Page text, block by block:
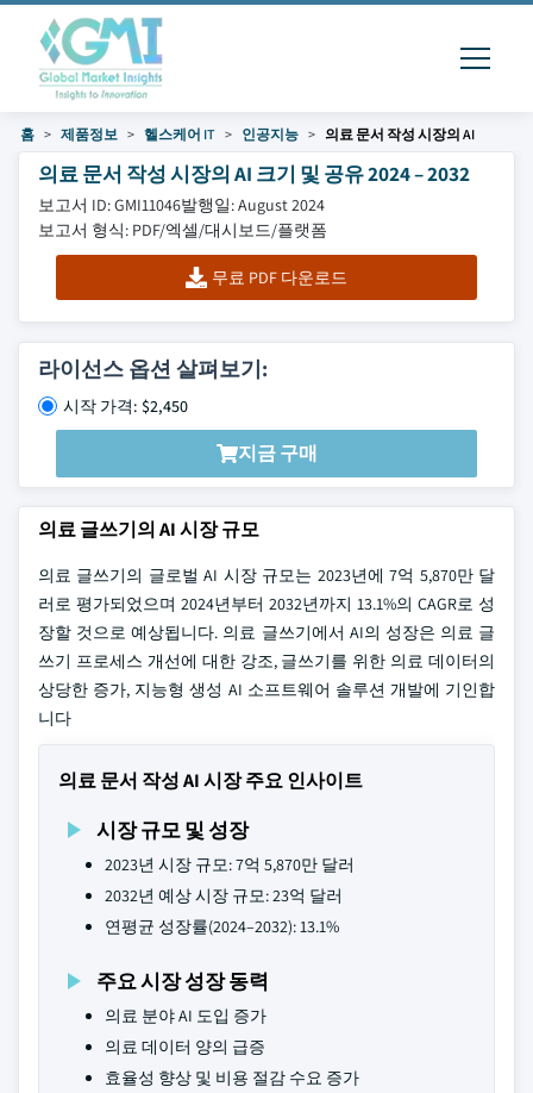
홈 제품정보 헬스케어 IT 인공지능 의료 문서 작성 시장의 AI
의료 문서 작성 시장의 AI 크기 및 공유 2024 – 2032
보고서 ID: GMI11046발행일: August 2024
보고서 형식: PDF/엑셀/대시보드/플랫폼
무료 PDF 다운로드
라이선스 옵션 살펴보기:
시작 가격: $2,450
지금 구매
의료 글쓰기의 AI 시장 규모
의료 글쓰기의 글로벌 AI 시장 규모는 2023년에 7억 5,870만 달
러로 평가되었으며 2024년부터 2032년까지 13.1%의 CAGR로 성
장할 것으로 예상됩니다. 의료 글쓰기에서 AI의 성장은 의료 글
쓰기 프로세스 개선에 대한 강조, 글쓰기를 위한 의료 데이터의
상당한 증가, 지능형 생성 AI 소프트웨어 솔루션 개발에 기인합
니다
의료 문서 작성 AI 시장 주요 인사이트
시장 규모 및 성장
2023년 시장 규모: 7억 5,870만 달러
2032년 예상 시장 규모: 23억 달러
연평균 성장률(2024–2032): 13.1%
주요 시장 성장 동력
의료 분야 AI 도입 증가
의료 데이터 양의 급증
효율성 향상 및 비용 절감 수요 증가